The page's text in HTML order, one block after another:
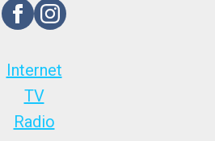
Internet
TV
Radio